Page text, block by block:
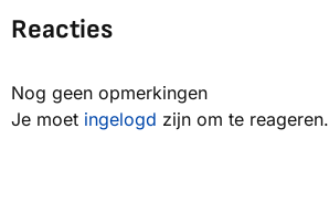
Reacties
Nog geen opmerkingen
Je moet ingelogd zijn om te reageren.